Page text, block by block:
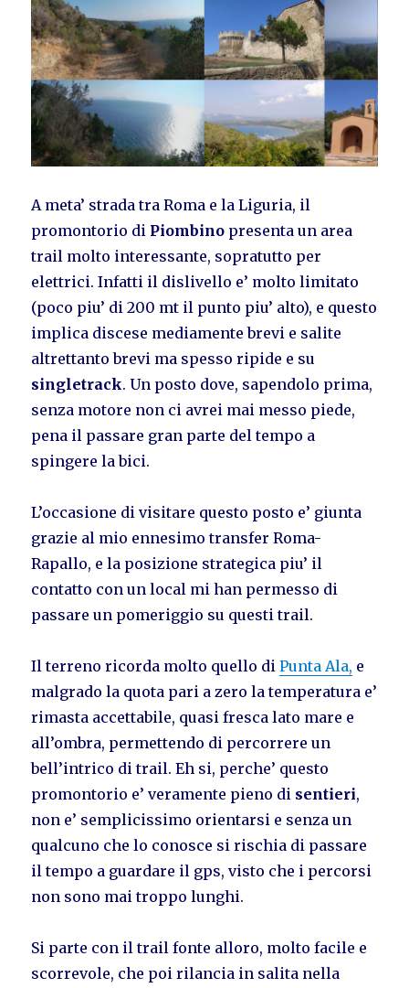
A meta’ strada tra Roma e la Liguria, il
promontorio di Piombino presenta un area
trail molto interessante, sopratutto per
elettrici. Infatti il dislivello e’ molto limitato
(poco piu’ di 200 mt il punto piu’ alto), e questo
implica discese mediamente brevi e salite
altrettanto brevi ma spesso ripide e su
singletrack. Un posto dove, sapendolo prima,
senza motore non ci avrei mai messo piede,
pena il passare gran parte del tempo a
spingere la bici.
L’occasione di visitare questo posto e’ giunta
grazie al mio ennesimo transfer Roma-
Rapallo, e la posizione strategica piu’ il
contatto con un local mi han permesso di
passare un pomeriggio su questi trail.
Il terreno ricorda molto quello diPunta Ala, e
malgrado la quota pari a zero la temperatura e’
rimasta accettabile, quasi fresca lato mare e
all’ombra, permettendo di percorrere un
bell’intrico di trail. Eh si, perche’ questo
promontorio e’ veramente pieno di sentieri,
non e’ semplicissimo orientarsi e senza un
qualcuno che lo conosce si rischia di passare
il tempo a guardare il gps, visto che i percorsi
non sono mai troppo lunghi.
Si parte con il trail fonte alloro, molto facile e
scorrevole, che poi rilancia in salita nella